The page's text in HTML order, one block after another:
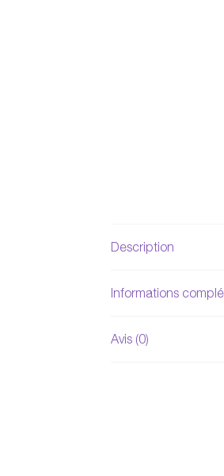
Description
Informations
Avis (0)